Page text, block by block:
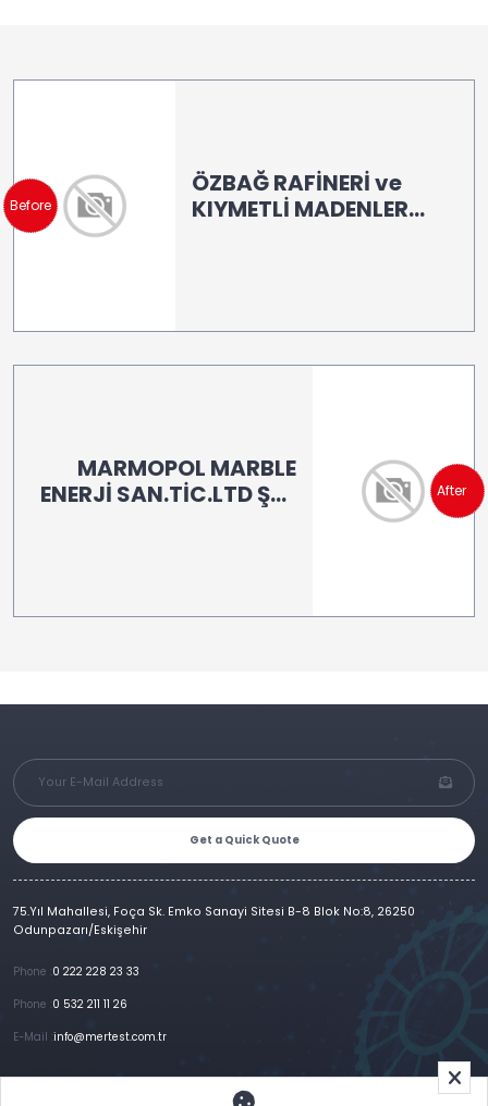
Before
ÖZBAĞ RAFİNERİ ve
KIYMETLİ MADENLER
MARMOPOL MARBLE
ENERJİ SAN.TİC.LTD ŞTİ.
After
Get a Quick Quote
75.Yıl Mahallesi, Foça Sk. Emko Sanayi Sitesi B-8 Blok No:8, 26250
Odunpazarı/Eskişehir
Phone : 0 222 228 23 33
Phone : 0 532 211 11 26
E-Mail :info@mertest.com.tr
References